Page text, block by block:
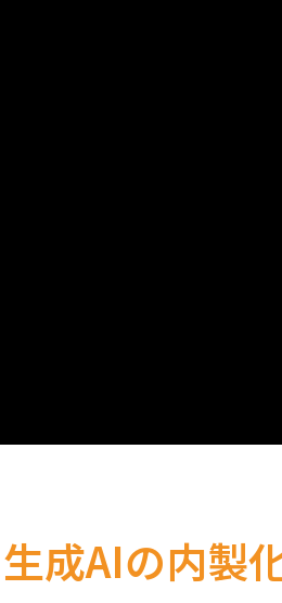
成AIの内製